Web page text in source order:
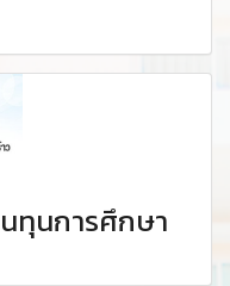
ทุนการศึกษา